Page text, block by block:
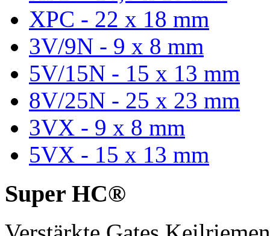
XPC - 22 x 18 mm
3V/9N - 9 x 8 mm
5V/15N - 15 x 13 mm
8V/25N - 25 x 23 mm
3VX - 9 x 8 mm
5VX - 15 x 13 mm
Super HC®